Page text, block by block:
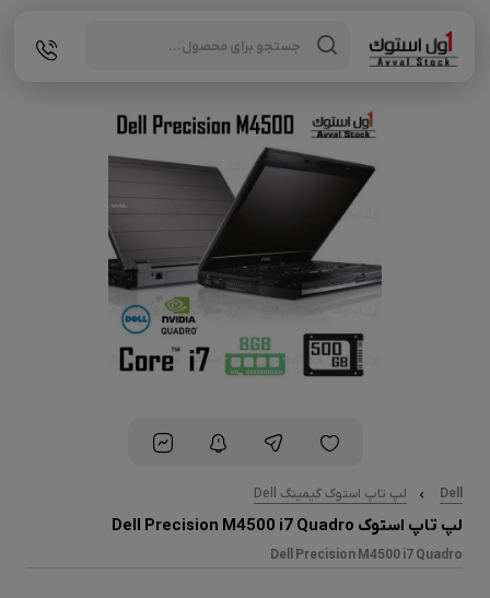
search
Dell لپ تاپ استوک گیمینگ Dell
لپ تاپ استوک Dell Precision M4500 i7 Quadro
Dell Precision M4500 i7 Quadro